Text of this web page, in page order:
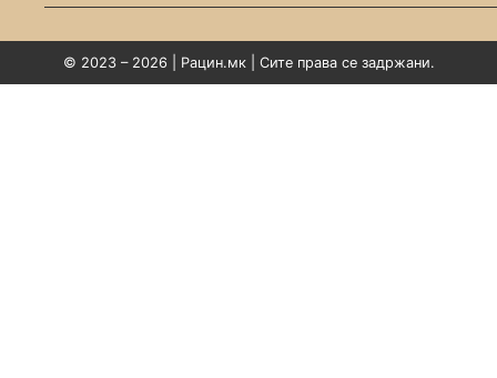
© 2023 – 2026 | Рацин.мк | Сите права се задржани.